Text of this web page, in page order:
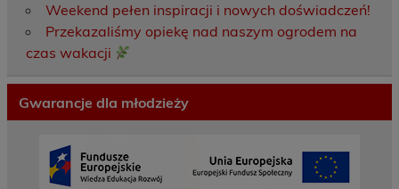
Weekend pełen inspiracji i nowych doświadczeń!
Przekazaliśmy opiekę nad naszym ogrodem na
czas wakacji
Gwarancje dla młodzieży